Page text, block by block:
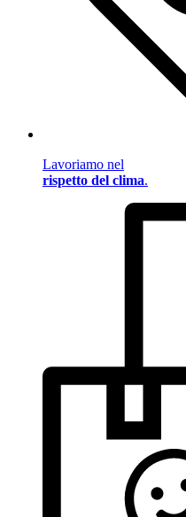
Lavoriamo nel
rispetto del clima.